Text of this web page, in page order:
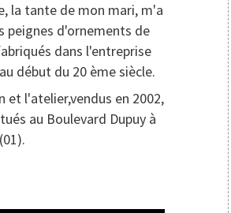
la tante de mon mari, m'a
peignes d'ornements de
dans l'entreprise
début du 20 ème siècle.
et l'atelier,vendus en 2002,
au Boulevard Dupuy à